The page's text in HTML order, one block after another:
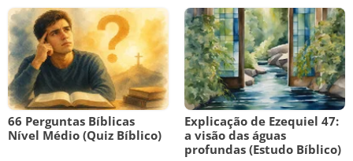
66 Perguntas Bíblicas
Nível Médio (Quiz Bíblico)
Explicação de Ezequiel 47:
a visão das águas
profundas (Estudo Bíblico)